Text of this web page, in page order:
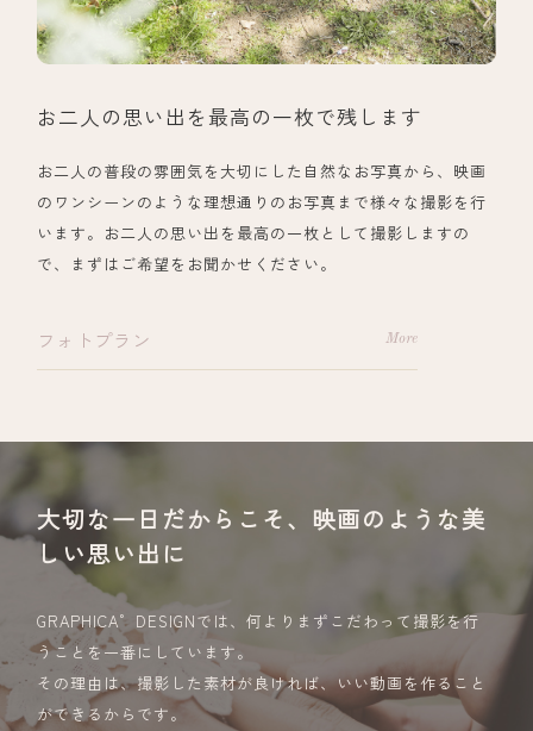
お二人の思い出を最高の一枚で残します
お二人の普段の雰囲気を大切にした自然なお写真から、映画
のワンシーンのような理想通りのお写真まで様々な撮影を行
います。お二人の思い出を最高の一枚として撮影しますの
で、まずはご希望をお聞かせください。
フォトプラン
大切な一日だからこそ、映画のような美
しい思い出に
GRAPHICA゜DESIGNでは、何よりまずこだわって撮影を行
うことを一番にしています。
その理由は、撮影した素材が良ければ、いい動画を作ること
ができるからです。